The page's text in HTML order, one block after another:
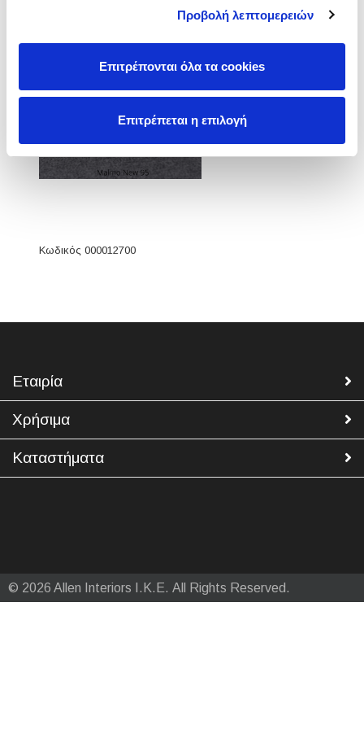
Προβολή λεπτομερειών
Επιτρέπονται όλα τα cookies
Επιτρέπεται η επιλογή
Κωδικός 000012700
Εταιρία
Χρήσιμα
Καταστήματα
© 2026 Allen Interiors Ι.Κ.Ε. All Rights Reserved.